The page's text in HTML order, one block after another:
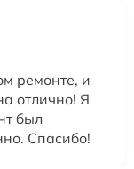
ремонте, и
отлично! Я
был
Спасибо!